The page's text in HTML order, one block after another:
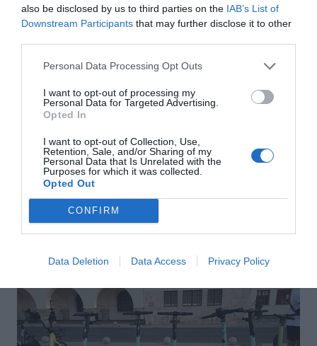
also be disclosed by us to third parties on the IAB’s List of
Downstream Participants that may further disclose it to other
Personal Data Processing Opt Outs
I want to opt-out of processing my
Personal Data for Targeted Advertising.
Opted In
I want to opt-out of Collection, Use,
Retention, Sale, and/or Sharing of my
Personal Data that Is Unrelated with the
Purposes for which it was collected.
Opted Out
CONFIRM
Data Deletion Data Access Privacy Policy
Αποστολή
ΣΑΣ ΠΡΟΤΕΙΝΟΥΜΕ ΑΚΟΜΗ